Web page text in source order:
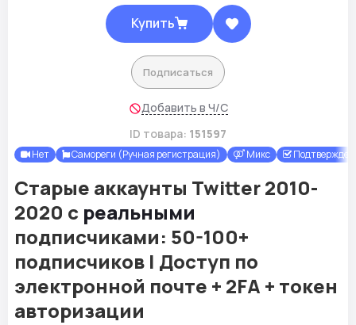
Купить
Подписаться
Добавить в Ч/С
ID товара: 151597
Нет Самореги (Ручная регистрация) Микс
Старые аккаунты Twitter 2010-
2020 с реальными
подписчиками: 50-100+
подписчиков | Доступ по
электронной почте + 2FA + токен
авторизации